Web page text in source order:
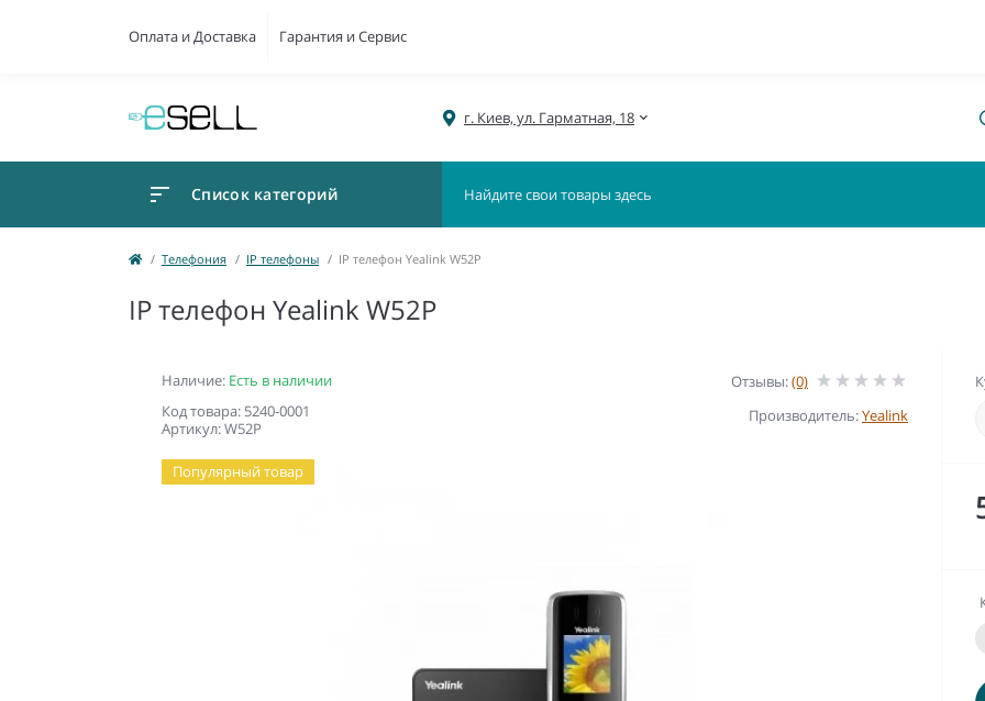
Оплата и Доставка Гарантия и Сервис
г. Киев, ул. Гарматная, 18
Список категорий
Телефония IP телефоны IP телефон Yealink W52P
IP телефон Yealink W52P
Наличие: Есть в наличии
Код товара: 5240-0001
Артикул: W52P
Отзывы:(0)
Производитель:Yealink
Популярный товар